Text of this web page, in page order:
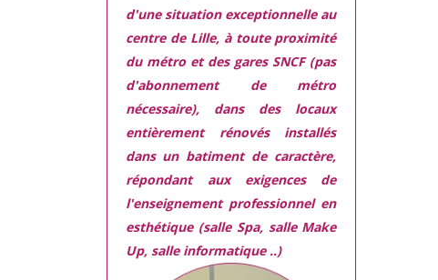
d'une situation exceptionnelleau
centre de Lille, à toute proximité
du métro et des gares SNCF (pas
d'abonnement de métro
nécessaire), dans des locaux
entièrement rénovés installés
dans un batiment de caractère,
répondant aux exigencesde
l'enseignement professionnel en
esthétique (salle Spa, salle Make
Up, salle informatique ..)